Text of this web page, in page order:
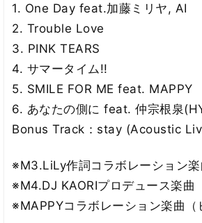
1. One Day feat.加藤ミリヤ, AI
2. Trouble Love
3. PINK TEARS
4. サマータイム!!
5. SMILE FOR ME feat. MAPPY
6. あなたの側に feat. 仲宗根泉
Bonus Track：stay (Acoustic
※M3.LiLy作詞コラボレーション楽
※M4.DJ KAORIプロデュース楽曲
※MAPPYコラボレーション楽曲（